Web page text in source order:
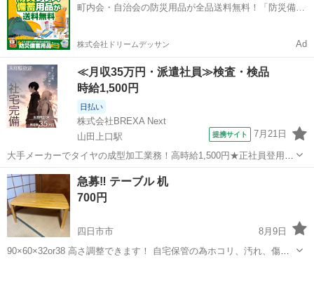
ろしく お願い...
町内会・自治会の防災用品が全品送料無料！「防災備蓄
株式会社ドリームデッサン Ad
≪月収35万円・派遣社員≫検査・検品
時給1,500円
日払い
株式会社BREXA Next
山田上口駅
提携サイト 7月21日
大手メーカーでタイヤの成型加工業務！高時給1,500円★正社員登用制
度あり！ワンルーム寮完備！マイカー通勤OK！無料駐車場あり！《三
重県伊勢市》 人気の工場のお仕事 ◇タイヤの製造◇ トラック・バ
ス・RV車用を中心とした...
三重 伊勢市 山田上口駅 その他
急募‼️ テーブル 机
700円
四日市市
8月9日
90×60×32or38 高さ調整できます！ 自宅保管の為ホコリ、汚れ、傷な